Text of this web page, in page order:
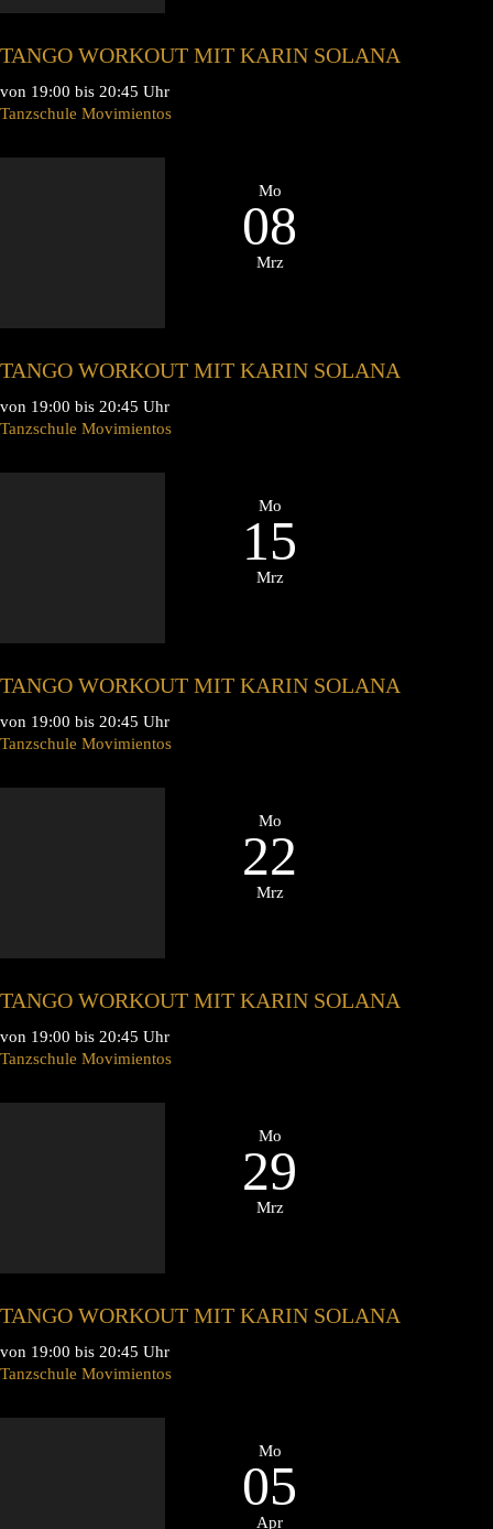
TANGO WORKOUT MIT KARIN SOLANA
von 19:00 bis 20:45 Uhr
Tanzschule Movimientos
Mo
08
Mrz
TANGO WORKOUT MIT KARIN SOLANA
von 19:00 bis 20:45 Uhr
Tanzschule Movimientos
Mo
15
Mrz
TANGO WORKOUT MIT KARIN SOLANA
von 19:00 bis 20:45 Uhr
Tanzschule Movimientos
Mo
22
Mrz
TANGO WORKOUT MIT KARIN SOLANA
von 19:00 bis 20:45 Uhr
Tanzschule Movimientos
Mo
29
Mrz
TANGO WORKOUT MIT KARIN SOLANA
von 19:00 bis 20:45 Uhr
Tanzschule Movimientos
Mo
05
Apr